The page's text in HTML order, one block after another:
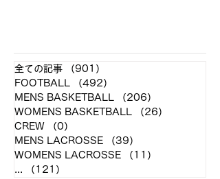
全ての記事 （901）
FOOTBALL
（492）
MENS BASKETBALL
（206）
WOMENS BASKETBALL
（26）
CREW
（0）
MENS LACROSSE
（39）
WOMENS LACROSSE
（11）
（121）